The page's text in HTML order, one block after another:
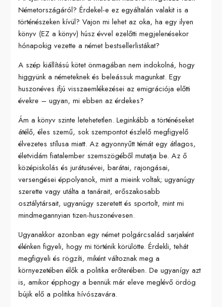
Németországáról? Érdekel-e ez egyáltalán valakit is a
történészeken kívül? Vajon mi lehet az oka, ha egy ilyen
könyv (EZ a könyv) húsz évvel ezelőtti megjelenésekor
hónapokig vezette a német bestsellerlistákat?
A szép kiállítású kötet önmagában nem indokolná, hogy
higgyünk a németeknek és beleássuk magunkat. Egy
huszonéves ifjú visszaemlékezései az emigrációja előtti
évekre – ugyan, mi ebben az érdekes?
Ám a könyv szinte letehetetlen. Leginkább a történéseket
átélő, éles szemű, sok szempontot észlelő megfigyelő
élvezetes stílusa miatt. Az agyonnyűtt témát egy átlagos,
életvidám fiatalember szemszögéből mutatja be. Az ő
középiskolás és jurátusévei, barátai, rajongásai,
versengései éppolyanok, mint a mieink voltak; ugyanúgy
szerette vagy utálta a tanárait, erőszakosabb
osztálytársait, ugyanúgy szeretett és sportolt, mint mi
mindmegannyian tizen-huszonévesen.
Ugyanakkor azonban egy német polgárcsalád sarjaként
élénken figyeli, hogy mi történik körülötte. Érdekli, tehát
megfigyeli és rögzíti, miként változnak meg a
környezetében élők a politika erőterében. De ugyanígy azt
is, amikor épphogy a bennük már eleve meglévő ördög
bújik elő a politika hívószavára.